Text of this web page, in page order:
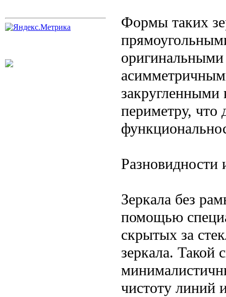
Формы таких
закругленными
периметру, что
Зеркала без
помощью
скрытых за
зеркала. Такой
чистоту линий